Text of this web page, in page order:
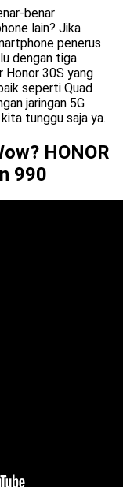
benar
lain? Jika
penerus
dengan tiga
Honor 30S yang
seperti Quad
jaringan 5G
tunggu saja ya.
HONOR
990